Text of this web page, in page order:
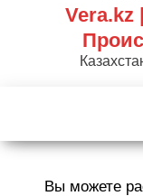
Вы можете